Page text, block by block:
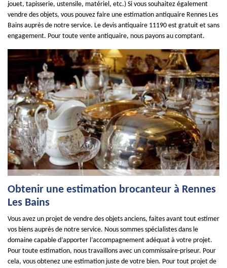
jouet, tapisserie, ustensile, matériel, etc.) Si vous souhaitez également
vendre des objets, vous pouvez faire une estimation antiquaire Rennes Les
Bains auprès de notre service. Le devis antiquaire 11190 est gratuit et sans
engagement. Pour toute vente antiquaire, nous payons au comptant.
Obtenir une estimation brocanteur à Rennes
Les Bains
Vous avez un projet de vendre des objets anciens, faites avant tout estimer
vos biens auprès de notre service. Nous sommes spécialistes dans le
domaine capable d’apporter l’accompagnement adéquat à votre projet.
Pour toute estimation, nous travaillons avec un commissaire-priseur. Pour
cela, vous obtenez une estimation juste de votre bien. Pour tout projet de